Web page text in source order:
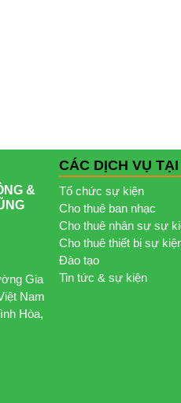
&
Gia
Nam
Hòa,
CÁC DỊCH VỤ
Tổ chức sự kiện
Cho thuê ban nhạc
Cho thuê nhân sự sự
Cho thuê thiết bị sự
Đào tạo
Tin tức & sự kiện